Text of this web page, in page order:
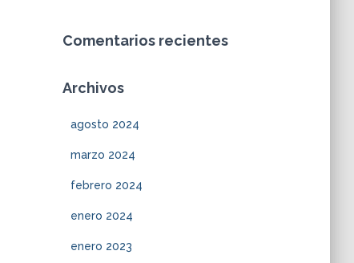
Comentarios recientes
Archivos
agosto 2024
marzo 2024
febrero 2024
enero 2024
enero 2023